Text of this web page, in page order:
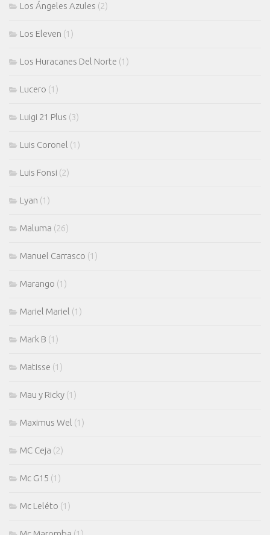
Los Ángeles Azules (2)
Los Eleven (1)
Los Huracanes Del Norte (1)
Lucero (1)
Luigi 21 Plus (3)
Luis Coronel (1)
Luis Fonsi (2)
Lyan (1)
Maluma (26)
Manuel Carrasco (1)
Marango (1)
Mariel Mariel (1)
Mark B (1)
Matisse (1)
Mau y Ricky (1)
Maximus Wel (1)
MC Ceja (2)
Mc G15 (1)
Mc Leléto (1)